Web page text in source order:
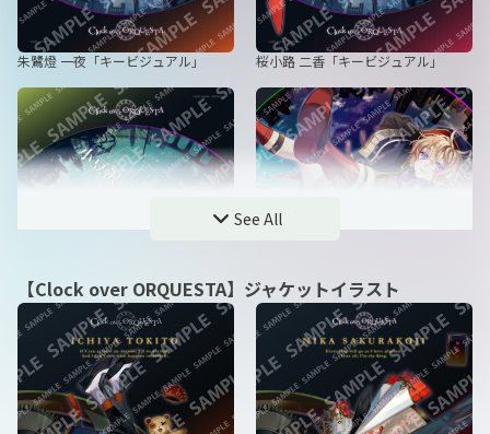
朱鷺燈 一夜「キービジュアル」 桜小路 二香「キービジュアル」
小豆沢 三斗「キービジュアル」 栗花落 四麻「キービジュアル」
See All
【Clock over ORQUESTA】ジャケットイラスト